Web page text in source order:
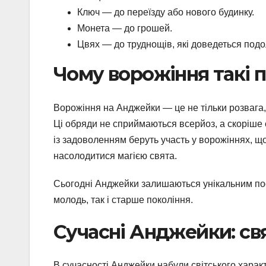
Ключ — до переїзду або нового будинку.
Монета — до грошей.
Цвях — до труднощів, які доведеться
Чому ворожіння такі
Ворожіння на Анджейки — це не тільки розвага,
Ці обряди не сприймаються всерйоз, а
із задоволенням беруть участь у ворожіннях,
насолодитися магією свята.
Сьогодні Анджейки залишаються унікальним
молодь, так і старше покоління.
Сучасні Анджейки: